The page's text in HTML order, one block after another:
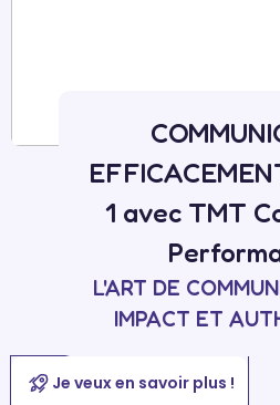
1 avec TMT
L'ART DE
IMPACT ET
Je veux en savoir plus !